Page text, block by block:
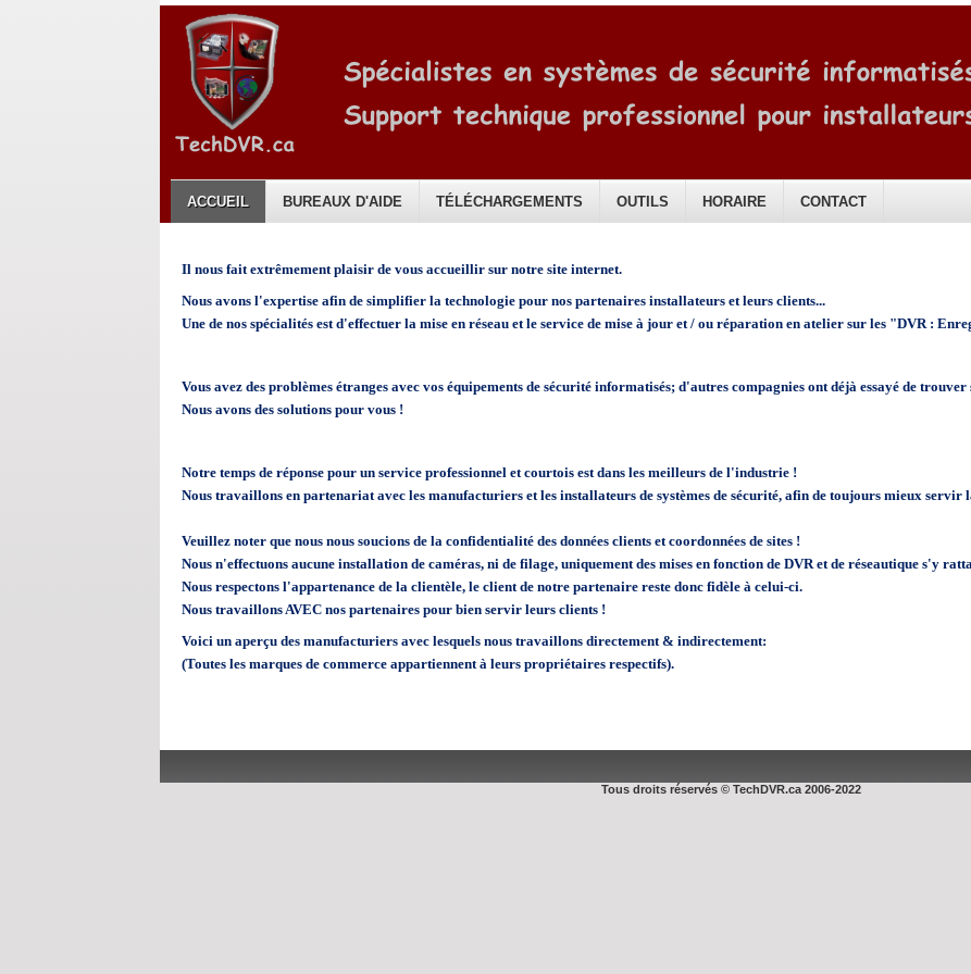
ACCUEIL BUREAUX D'AIDE TÉLÉCHARGEMENTS OUTILS HORAIRE CONTACT
Il nous fait extrêmement plaisir de vous accueillir sur notre site internet.
Nous avons l'expertise afin de simplifier la technologie pour nos partenaires installateurs et leurs clients...
Une de nos spécialités est d'effectuer la mise en réseau et le service de mise à jour et / ou réparation en atelier sur les "DVR :
Vous avez des problèmes étranges avec vos équipements de sécurité informatisés; d'autres compagnies ont déjà essayé de trouver
Nous avons des solutions pour vous !
Notre temps de réponse pour un service professionnel et courtois est dans les meilleurs de l'industrie !
Nous travaillons en partenariat avec les manufacturiers et les installateurs de systèmes de sécurité, afin de toujours mieux servir
Veuillez noter que nous nous soucions de la confidentialité des données clients et coordonnées de sites !
Nous n'effectuons aucune installation de caméras, ni de filage, uniquementdes mises en fonction de DVR et de réseautique s'y
Nous respectons l'appartenance de la clientèle, le client de notre partenaire reste donc fidèle à celui-ci.
Nous travaillons AVEC nos partenaires pour bien servir leurs clients !
Voici un aperçu des manufacturiers avec lesquels nous travaillons directement & indirectement:
(Toutes les marques de commerce appartiennent à leurs propriétaires respectifs).
Tous droits réservés © TechDVR.ca 2006-2022